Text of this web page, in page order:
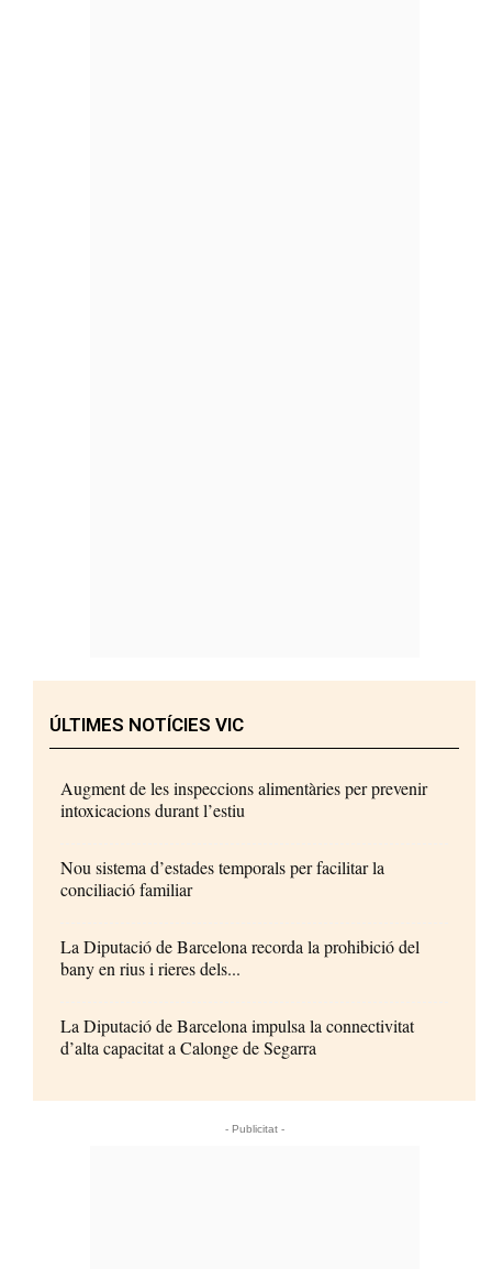
ÚLTIMES NOTÍCIES VIC
Augment de les inspeccions alimentàries per prevenir
intoxicacions durant l’estiu
Nou sistema d’estades temporals per facilitar la
conciliació familiar
La Diputació de Barcelona recorda la prohibició del
bany en rius i rieres dels...
La Diputació de Barcelona impulsa la connectivitat
d’alta capacitat a Calonge de Segarra
- Publicitat -